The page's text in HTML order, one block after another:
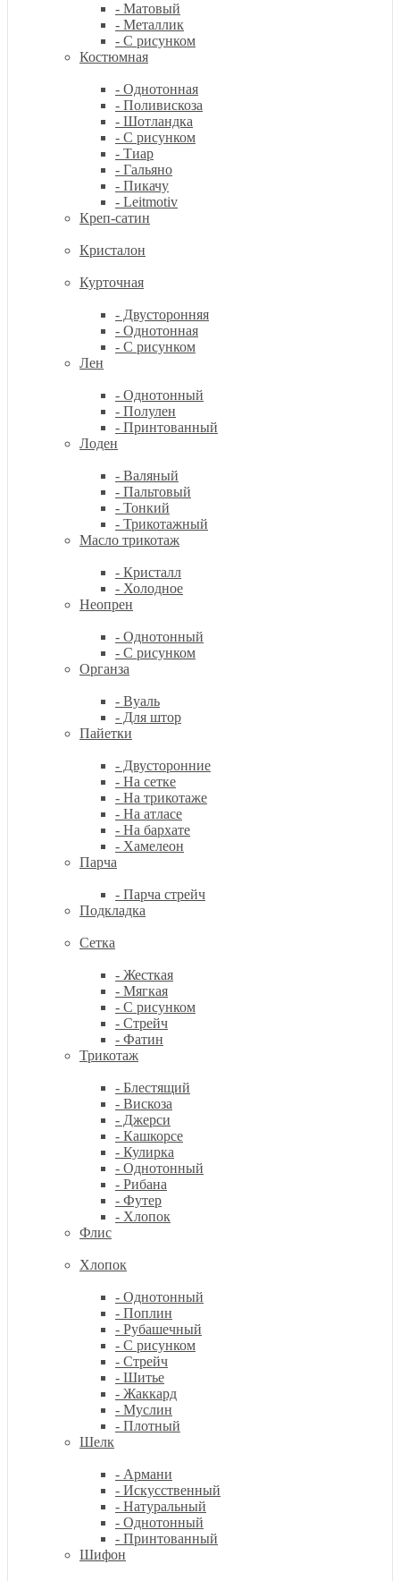
- Матовый
- Металлик
- С рисунком
Костюмная
- Однотонная
- Поливискоза
- Шотландка
- С рисунком
- Тиар
- Гальяно
- Пикачу
- Leitmotiv
Креп-сатин
Кристалон
Курточная
- Двусторонняя
- Однотонная
- С рисунком
Лен
- Однотонный
- Полулен
- Принтованный
Лоден
- Валяный
- Пальтовый
- Тонкий
- Трикотажный
Масло трикотаж
- Кристалл
- Холодное
Неопрен
- Однотонный
- С рисунком
Органза
- Вуаль
- Для штор
Пайетки
- Двусторонние
- На сетке
- На трикотаже
- На атласе
- На бархате
- Хамелеон
Парча
- Парча стрейч
Подкладка
Сетка
- Жесткая
- Мягкая
- С рисунком
- Стрейч
- Фатин
Трикотаж
- Блестящий
- Вискоза
- Джерси
- Кашкорсе
- Кулирка
- Однотонный
- Рибана
- Футер
- Хлопок
Флис
Хлопок
- Однотонный
- Поплин
- Рубашечный
- С рисунком
- Стрейч
- Шитье
- Жаккард
- Муслин
- Плотный
Шелк
- Армани
- Искусственный
- Натуральный
- Однотонный
- Принтованный
Шифон